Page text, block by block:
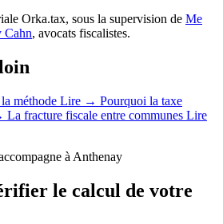
Orka.tax, sous la supervision de Me
Cahn, avocats fiscalistes.
méthode Lire → Pourquoi la taxe
La fracture fiscale entre communes Lire
à Anthenay
le calcul de votre